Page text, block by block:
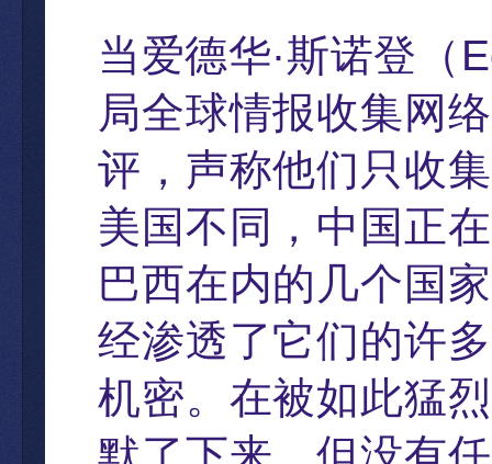
当爱德华·斯诺登 （
局全球情报收集网
评 ， 声称他们只收
美国不同 ， 中国正
巴西在内的几个国
经渗透了它们的许
机密。在被如此猛